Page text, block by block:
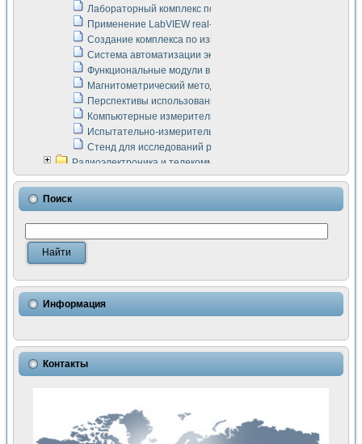
Лабораторный комплекс по исследованию элементной
Применение LabVIEW real-time module для
Создание комплекса по измерению скорости подвижного
Система автоматизации экспериментальных
Функциональные модули в стандарте Nl SCXI для
Магнитометрический метод в дефектоскопии сварных
Перспективы использования машинного зрения в
Компьютерные измерительные системы для
Испытательно-измерительный комплекс аппаратуры для
Стенд для исследований рабочих процессов ДВС в
Радиоэлектроника и телекоммуникации
LabVIEW в расчетах радиолиний систем передачи данных
Аппаратно-программный комплекс для исследования
Виртуальный лабораторный стенд для исследования
Измерение шумовых параметров операционных
Измерительный преобразователь на основе цифровой
Использование NI LabVIEW для математического
Исследовние возможности создания измерителя ВАХ
Математическое моделирование генератора сигналов -
Применение осциллографического модуля с высоким
Симуляция отклика импульсного радиолокационного
Автоматизация формирования уравнений состояния для
Разработка автоматизированного стенда для измерения
Применение среды LabVIEW для построения картины
Портативная система для определения показателей
Поиск
Информация
Контакты